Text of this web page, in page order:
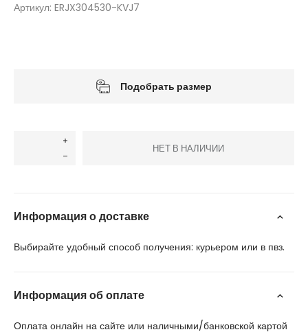
Артикул: ERJX304530-KVJ7
Подобрать размер
НЕТ В НАЛИЧИИ
Информация о доставке
Выбирайте удобный способ получения: курьером или в пвз.
Информация об оплате
Оплата онлайн на сайте или наличными/банковской картой